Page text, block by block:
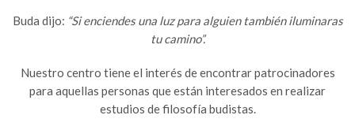
Buda dijo: “Si enciendes una luz para alguien también iluminaras
tu camino”.
Nuestro centro tiene el interés de encontrar patrocinadores
para aquellas personas que están interesados en realizar
estudios de filosofía budistas.